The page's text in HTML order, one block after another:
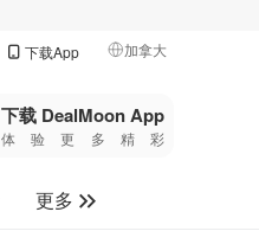
下载App 加拿大
🇺🇸
美国
🇨🇳中国
🇨🇦加拿大
下载 DealMoon App
体验更多精彩
更多